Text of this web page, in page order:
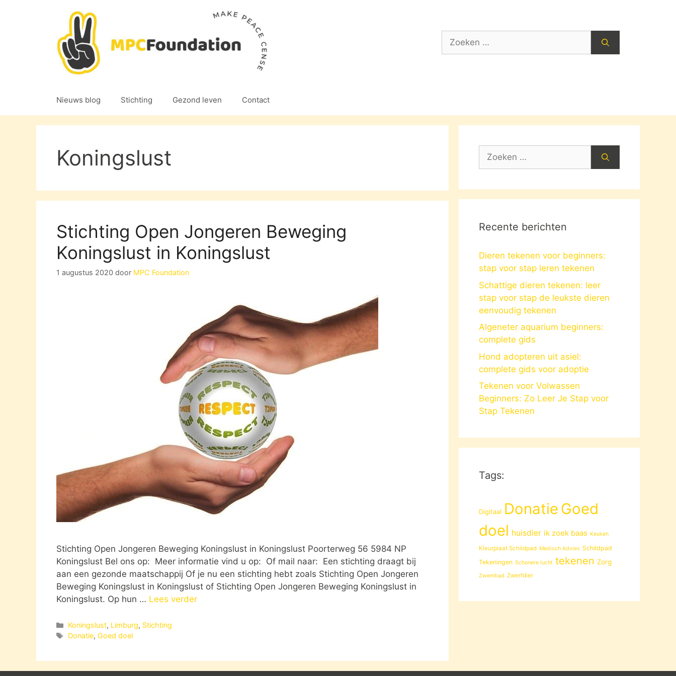
Zoek
Nieuws blog Stichting Gezond leven Contact
Koningslust
Stichting Open Jongeren Beweging
Koningslust in Koningslust
1 augustus 2020 door MPC Foundation
Stichting Open Jongeren Beweging Koningslust in Koningslust Poorterweg 56 5984 NP
Koningslust Bel ons op: Meer informatie vind u op: Of mail naar: Een stichting draagt bij
aan een gezonde maatschappij Of je nu een stichting hebt zoals Stichting Open Jongeren
Beweging Koningslust in Koningslust of Stichting Open Jongeren Beweging Koningslust in
Koningslust. Op hun … Lees verder
Categorieën
Koningslust, Limburg, Stichting
Tags
Donatie,Goed doel
Zoek
Recente berichten
Dieren tekenen voor beginners:
stap voor stap leren tekenen
Schattige dieren tekenen: leer
stap voor stap de leukste dieren
eenvoudig tekenen
Algeneter aquarium beginners:
complete gids
Hond adopteren uit asiel:
complete gids voor adoptie
Tekenen voor Volwassen
Beginners: Zo Leer Je Stap voor
Stap Tekenen
Tags:
Digitaal Donatie Goed
doel huisdier ik zoek baas Keuken
Kleurplaat Schildpad Medisch Advies Schildpad
Tekeningen Schonere lucht tekenen Zorg
Zwembad Zwerfdier